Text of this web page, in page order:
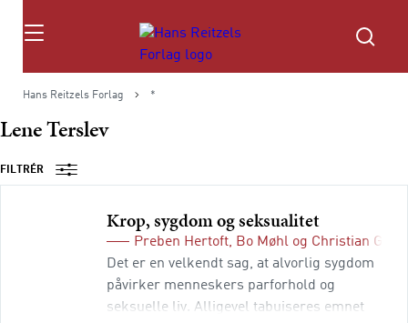
Søg
Hans Reitzels Forlag *
Lene Terslev
FILTRÉR
Krop, sygdom og seksualitet
Preben Hertoft, Bo Møhl og Christian
Det er en velkendt sag, at alvorlig sygdom
påvirker menneskers parforhold og
seksuelle liv. Alligevel tabuiseres emnet